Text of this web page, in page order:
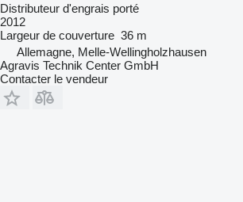
Distributeur d'engrais porté
2012
Largeur de couverture 36 m
Allemagne, Melle-Wellingholzhausen
Agravis Technik Center GmbH
Contacter le vendeur